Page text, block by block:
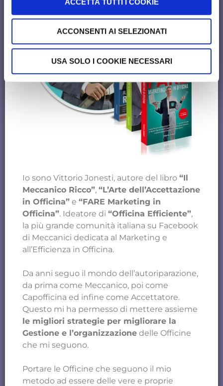
ACCONSENTI AI SELEZIONATI
USA SOLO I COOKIE NECESSARI
Io sono Vittorio Jonesti, autore del libro “Il
Meccanico Ricco”, “L’Arte dell’Accettazione
in Officina” e “FARE Marketing in
Officina”. Ideatore di “Officina Efficiente”,
la più grande comunità italiana su Facebook
di Meccanici dedicata al Marketing e
all’Efficienza in Officina.
Da anni seguo il mondo dell’autoriparazione,
da prima come Meccanico, poi come
Capofficina ed infine come Accettatore.
Questo mi ha permesso di mettere assieme
le migliori strategie per migliorare la
Gestione e l’organizzazione delle Officine
che mi seguono.
Portare le Officine che seguono il mio
metodo ad essere delle vere e proprie